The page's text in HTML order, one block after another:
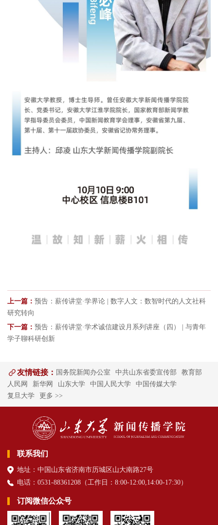
上一篇： 预告：薪传讲堂·学界论 | 数字人文：数智时代的人文社科
研究转向
下一篇： 预告：薪传讲堂·学术诚信建设月系列讲座（四） | 与青年
学子聊科研创新
友情链接： 国务院新闻办公室 中共山东省委宣传部
教育部
人民网
新华网 山东大学 中国人民大学
中国传媒大学
复旦大学
更多 >>
联系我们
地址：中国山东省济南市历城区山大南路27号
电话：0531-88361208（ 工作日 ：8:00-12:00,14:00-17:30）
订阅微信公众号